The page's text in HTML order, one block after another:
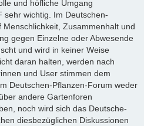
und höfliche Umgang
sehr wichtig. Im Deutschen-
Zusammenhalt und
gegen Einzelne oder Abwesende
und wird in keiner Weise
daran halten, werden nach
und User stimmen dem
Deutschen-Pflanzen-Forum weder
andere Gartenforen
noch wird sich das Deutsche-
diesbezüglichen Diskussionen